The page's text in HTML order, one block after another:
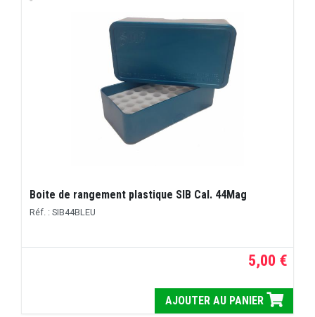
Boite de rangement plastique SIB Cal. 44Mag
Réf. : SIB44BLEU
5,00 €
AJOUTER AU PANIER